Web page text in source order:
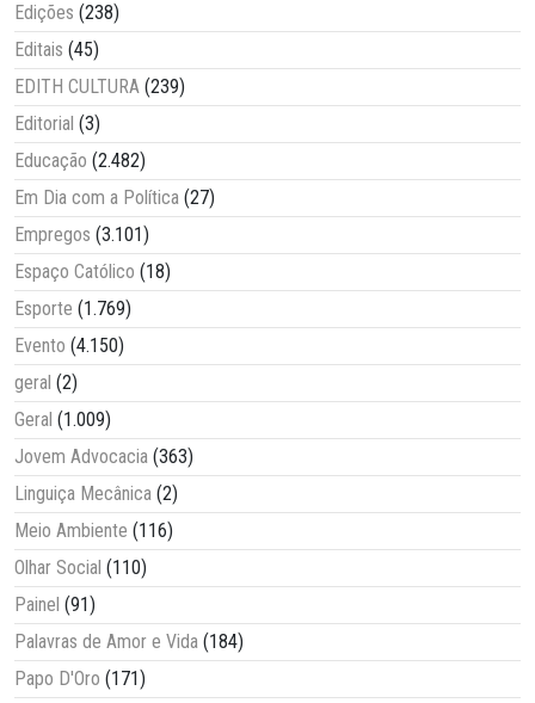
Edições (238)
Editais (45)
EDITH CULTURA (239)
Editorial (3)
Educação (2.482)
Em Dia com a Política (27)
Empregos (3.101)
Espaço Católico (18)
Esporte (1.769)
Evento (4.150)
geral (2)
Geral (1.009)
Jovem Advocacia (363)
Linguiça Mecânica (2)
Meio Ambiente (116)
Olhar Social (110)
Painel (91)
Palavras de Amor e Vida (184)
Papo D'Oro (171)